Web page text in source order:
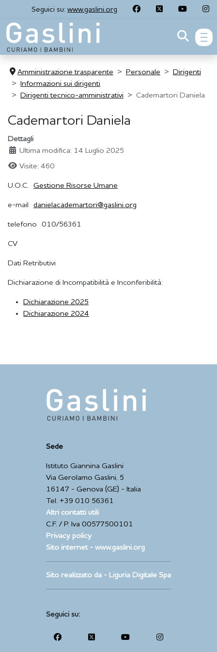
Seguici su: www.gaslini.org
Amministrazione trasparente Personale
Dirigenti
Informazioni sui dirigenti
Dirigenti tecnico-amministrativi
Cademartori Daniela
Cademartori Daniela
Dettagli
Ultima modifica: 14 Luglio 2025
Visite: 460
U.O.C. Gestione Risorse Umane
e-mail danielacademartori@gaslini.org
telefono 010/56361
CV
Dati Retributivi
Dichiarazione di Incompatibilità e Inconferibilità:
Dichiarazione 2025
Dichiarazione 2024
Sede
Istituto Giannina Gaslini
Via Gerolamo Gaslini, 5
16147 - Genova (GE) - Italia
Tel. +39 010 56361
Altri contatti utili
C.F. / P. Iva 00577500101
Privacy policy
Sito internet - www.gaslini.org
Sito realizzato da - Liguria Digitale Spa
Seguici su: